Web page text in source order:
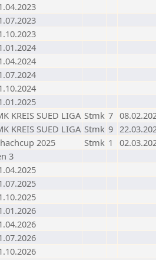
KREIS SUED LIGA Stmk 7
KREIS SUED LIGA Stmk 9
2025 Stmk 1
3